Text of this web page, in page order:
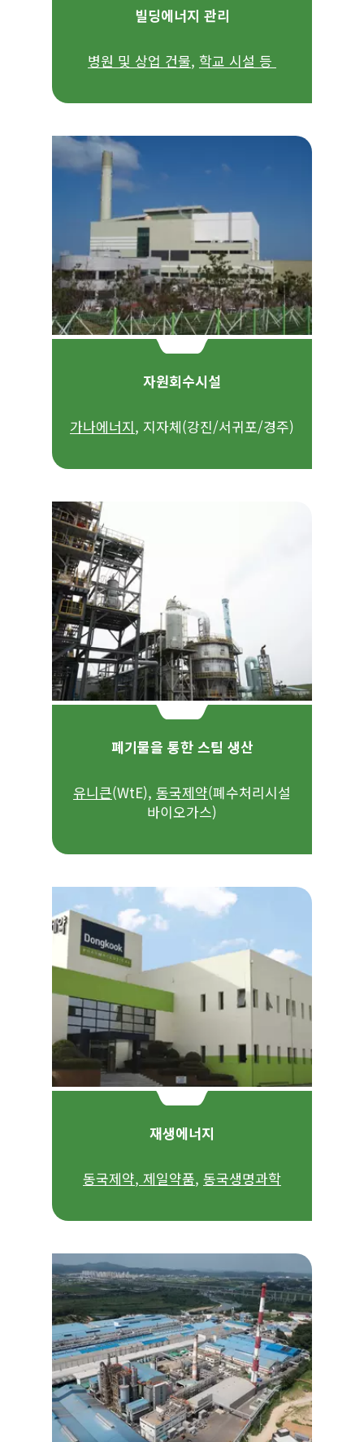
빌딩에너지 관리
병원 및 상업 건물, 학교 시설 등
자원회수시설
가나에너지, 지자체(강진/서귀포/경주)
폐기물을 통한 스팀 생산
유니큰(WtE), 동국제약(폐수처리시설
바이오가스)
재생에너지
동국제약, 제일약품, 동국생명과학